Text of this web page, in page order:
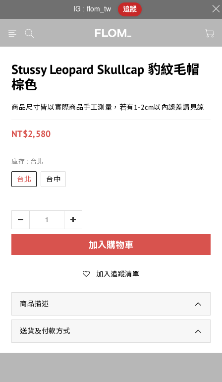
Stussy Leopard Skullcap 豹紋毛帽
棕色
商品尺寸皆以實際商品手工測量，若有1-2cm以內誤差請見諒
NT$2,580
庫存 : 台北
台北 台中
加入購物車
加入追蹤清單
商品描述
送貨及付款方式
IG : flom_tw 追蹤